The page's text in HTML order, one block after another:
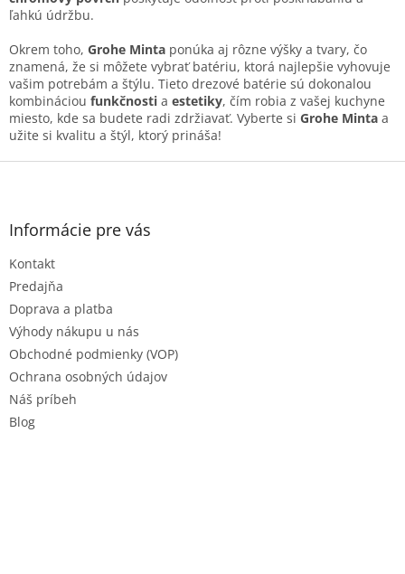
i
s
u
ľahkú údržbu.
Okrem toho, Grohe Minta ponúka aj rôzne výšky a tvary, čo
znamená, že si môžete vybrať batériu, ktorá najlepšie vyhovuje
vašim potrebám a štýlu. Tieto drezové batérie sú dokonalou
kombináciou funkčnosti a estetiky, čím robia z vašej kuchyne
miesto, kde sa budete radi zdržiavať. Vyberte si Grohe Minta a
užite si kvalitu a štýl, ktorý prináša!
Z
Informácie pre vás
Kontakt
Predajňa
Doprava a platba
Výhody nákupu u nás
Obchodné podmienky (VOP)
Ochrana osobných údajov
Náš príbeh
Blog